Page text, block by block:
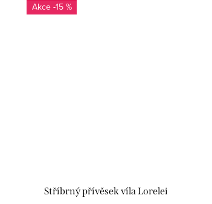
-15 %
Stříbrný přívěsek víla Lorelei